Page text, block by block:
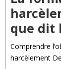
que dit
Comprendre
harcèlement